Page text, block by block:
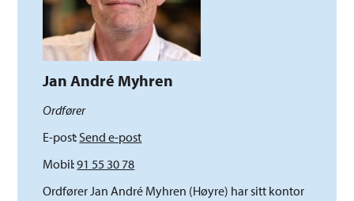
Jan André Myhren
Ordfører
E-postSend e-post
Mobil91 55 30 78
Ordfører Jan André Myhren (Høyre) har sitt kontor